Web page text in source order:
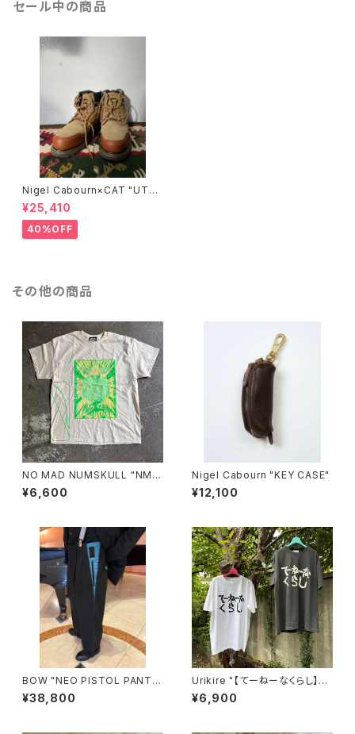
セール中の商品
Nigel Cabourn×CAT "UTA
H"/BROWN
¥25,410
40%OFF
その他の商品
NO MAD NUMSKULL "NMN
×壊し屋 MULTI PRINT S/T"
(NATURAL.XL)
¥6,600
Nigel Cabourn "KEY CASE"
¥12,100
BOW "NEO PISTOL PANTS
HAND STITCH"(BLACK)
¥38,800
Urikire "【てーねーなくらし】Fa
de T-shirt"
¥6,900